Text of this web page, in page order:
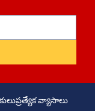
ప్రత్యేక వ్యాసాలు